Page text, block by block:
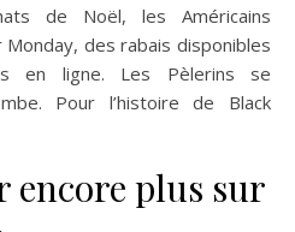
de Noël, les Américains
des rabais disponibles
en ligne. Les Pèlerins se
Pour l’histoire de Black
encore plus sur